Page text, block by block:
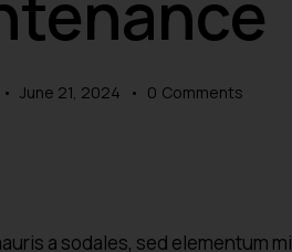
June 21, 2024 0 Comments
a sodales, sed elementum mi